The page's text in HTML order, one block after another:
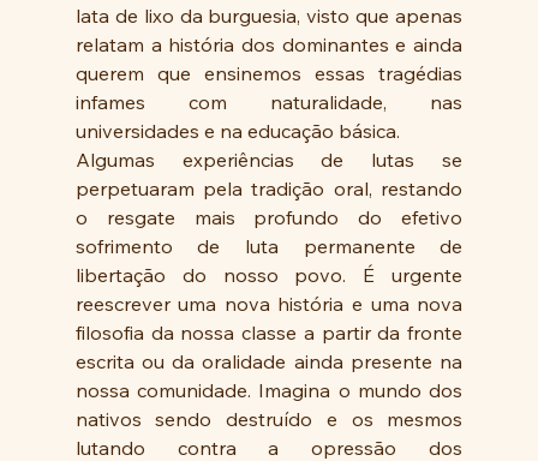
lata de lixo da burguesia, visto que apenas
relatam a história dos dominantes e ainda
querem que ensinemos essas tragédias
infames com naturalidade, nas
universidades e na educação básica.
Algumas experiências de lutas se
perpetuaram pela tradição oral, restando
o resgate mais profundo do efetivo
sofrimento de luta permanente de
libertação do nosso povo. É urgente
reescrever uma nova história e uma nova
filosofia da nossa classe a partir da fronte
escrita ou da oralidade ainda presente na
nossa comunidade. Imagina o mundo dos
nativos sendo destruído e os mesmos
lutando contra a opressão dos